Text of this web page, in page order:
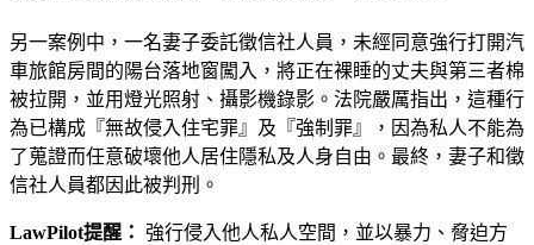
另一案例中，一名妻子委託徵信社人員，未經同意強行打開汽
車旅館房間的陽台落地窗闖入，將正在裸睡的丈夫與第三者棉
被拉開，並用燈光照射、攝影機錄影。法院嚴厲指出，這種行
為已構成『無故侵入住宅罪』及『強制罪』，因為私人不能為
了蒐證而任意破壞他人居住隱私及人身自由。最終，妻子和徵
信社人員都因此被判刑。
LawPilot提醒： 強行侵入他人私人空間，並以暴力、脅迫方